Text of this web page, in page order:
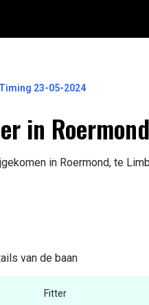
23-05-2024
in Roermond
in Roermond, te
van de baan
Fitter